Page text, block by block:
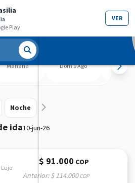
Play
VER
Mañana Dom 9 Ago Lun 10
ida10-jun-26
Noche
Lujo
$ 91.000 COP
Anterior:$ 114.000COP